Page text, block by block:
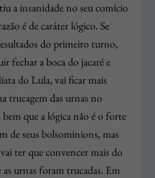
a insanidade no seu comício
é de caráter lógico. Se
do primeiro turno,
fechar a boca do jacaré e
do Lula, vai ficar mais
trucagem das urnas no
que a lógica não é o forte
de seus bolsominions, mas
ter que convencer mais do
as urnas foram trucadas. Em